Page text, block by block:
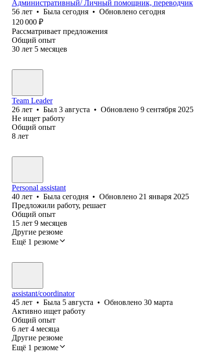
Административный/ Личный помощник, переводчик
56 лет • Была сегодня • Обновлено сегодня
120 000 ₽
Рассматривает предложения
Общий опыт
30 лет 5 месяцев
Team Leader
26 лет • Был 3 августа • Обновлено 9 сентября 2025
Не ищет работу
Общий опыт
8 лет
Personal assistant
40 лет • Была сегодня • Обновлено 21 января 2025
Предложили работу, решает
Общий опыт
15 лет 9 месяцев
Другие резюме
Ещё 1 резюме
assistant/coordinator
45 лет • Была 5 августа • Обновлено 30 марта
Активно ищет работу
Общий опыт
6 лет 4 месяца
Другие резюме
Ещё 1 резюме